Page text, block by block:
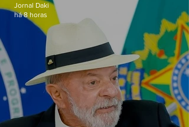
Jornal Daki
há 8 horas